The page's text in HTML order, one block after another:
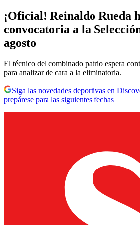
¡Oficial! Reinaldo Rueda
convocatoria a la
agosto
El técnico del combinado patrio espera
para analizar de cara a la eliminatoria.
Siga las novedades deportivas en
prepárese para las siguientes fechas